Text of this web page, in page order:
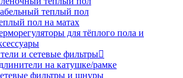
теплый пол
пол на матах
для тёплого пола и
и сетевые фильтры
на катушке/рамке
фильтры и шнуры